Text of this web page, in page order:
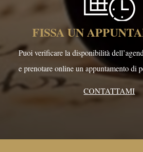
FISSA UN
Puoi verificare la disponibilità
e prenotare online un appuntamento di
CONTATTAMI